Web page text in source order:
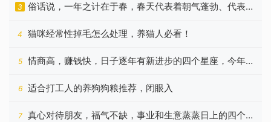
3
俗话说，一年之计在于春，春天代表着朝气蓬勃、代表着
希望
4 猫咪经常性掉毛怎么处理，养猫人必看！
5
情商高，赚钱快，日子逐年有新进步的四个星座，今年更
好
6 适合打工人的养狗狗粮推荐，闭眼入
7
真心对待朋友，福气不缺，事业和生意蒸蒸日上的四个星